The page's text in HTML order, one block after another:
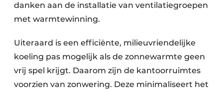
danken aan de installatie van ventilatiegroepen
met warmtewinning.
Uiteraard is een efficiënte, milieuvriendelijke
koeling pas mogelijk als de zonnewarmte geen
vrij spel krijgt. Daarom zijn de kantoorruimtes
voorzien van zonwering. Deze minimaliseert het